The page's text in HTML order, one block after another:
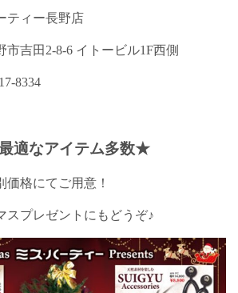
ティー長野店
吉田2-8-6 イトービル1F西側
8334
適なアイテム多数★
価格にてご用意！
スプレゼントにもどうぞ♪